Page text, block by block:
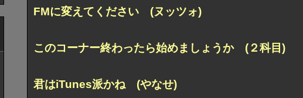
FMに変えてください (ヌッツォ)
このコーナー終わったら始めましょうか (２科目)
君はiTunes派かね (やなせ)